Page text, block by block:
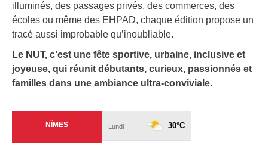
illuminés, des passages privés, des commerces, des
écoles ou même des EHPAD, chaque édition propose un
tracé aussi improbable qu’inoubliable.
Le NUT, c’est une fête sportive, urbaine, inclusive et
joyeuse, qui réunit débutants, curieux, passionnés et
familles dans une ambiance ultra-conviviale.